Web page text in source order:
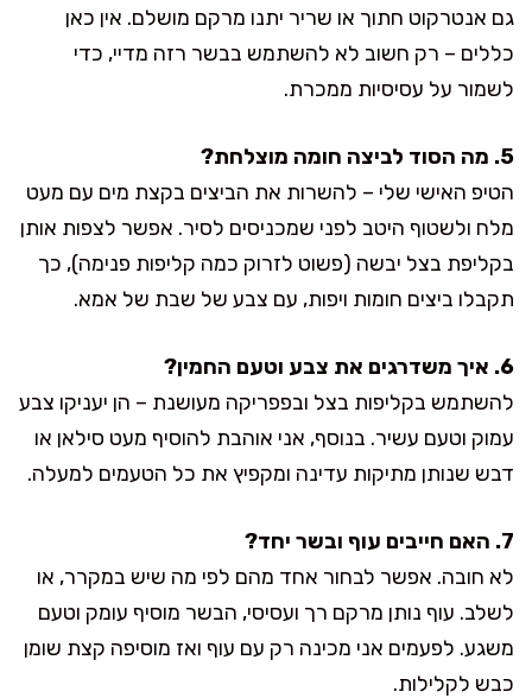
גם אנטרקוט חתוך או שריר יתנו מרקם מושלם. אין כאן
כללים – רק חשוב לא להשתמש בבשר רזה מדיי, כדי
לשמור על עסיסיות ממכרת.
5. מה הסוד לביצה חומה מוצלחת?
הטיפ האישי שלי – להשרות את הביצים בקצת מים עם מעט
מלח ולשטוף היטב לפני שמכניסים לסיר. אפשר לצפות אותן
בקליפת בצל יבשה (פשוט לזרוק כמה קליפות פנימה), כך
תקבלו ביצים חומות ויפות, עם צבע של שבת של אמא.
6. איך משדרגים את צבע וטעם החמין?
להשתמש בקליפות בצל ובפפריקה מעושנת – הן יעניקו צבע
עמוק וטעם עשיר. בנוסף, אני אוהבת להוסיף מעט סילאן או
דבש שנותן מתיקות עדינה ומקפיץ את כל הטעמים למעלה.
7. האם חייבים עוף ובשר יחד?
לא חובה. אפשר לבחור אחד מהם לפי מה שיש במקרר, או
לשלב. עוף נותן מרקם רך ועסיסי, הבשר מוסיף עומק וטעם
משגע. לפעמים אני מכינה רק עם עוף ואז מוסיפה קצת שומן
כבש לקלילות.